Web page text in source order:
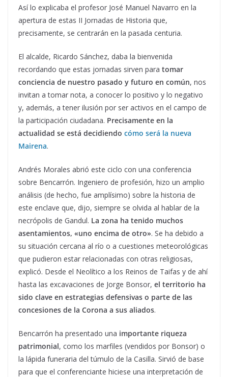
Así lo explicaba el profesor José Manuel Navarro en la
apertura de estas II Jornadas de Historia que,
precisamente, se centrarán en la pasada centuria.
El alcalde, Ricardo Sánchez, daba la bienvenida
recordando que estas jornadas sirven para tomar
conciencia de nuestro pasado y futuro en común, nos
invitan a tomar nota, a conocer lo positivo y lo negativo
y, además, a tener ilusión por ser activos en el campo de
la participación ciudadana. Precisamente en la
actualidad se está decidiendo cómo será la nueva
Mairena.
Andrés Morales abrió este ciclo con una conferencia
sobre Bencarrón. Ingeniero de profesión, hizo un amplio
análisis (de hecho, fue amplísimo) sobre la historia de
este enclave que, dijo, siempre se olvida al hablar de la
necrópolis de Gandul. La zona ha tenido muchos
asentamientos, «uno encima de otro». Se ha debido a
su situación cercana al río o a cuestiones meteorológicas
que pudieron estar relacionadas con otras religiosas,
explicó. Desde el Neolítico a los Reinos de Taifas y de ahí
hasta las excavaciones de Jorge Bonsor, el territorio ha
sido clave en estrategias defensivas o parte de las
concesiones de la Corona a sus aliados.
Bencarrón ha presentado una importante riqueza
patrimonial, como los marfiles (vendidos por Bonsor) o
la lápida funeraria del túmulo de la Casilla. Sirvió de base
para que el conferenciante hiciese una interpretación de